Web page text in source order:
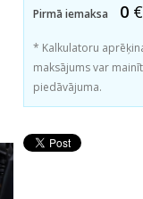
Pirmā iemaksa 0 €
* Kalkulatoru
maksājums var
piedāvājuma.